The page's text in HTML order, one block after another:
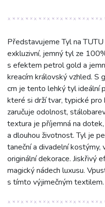
Představujeme Tyl na
exkluzivní, jemný tyl ze
s efektem petrol gold a
kreacím královský vzhled. S
cm je tento lehký tyl ideální
které si drží tvar, typické
zaručuje odolnost,
textura je příjemná na
a dlouhou životnost. Tyl je
taneční a divadelní
originální dekorace. Jiskřivý
magický nádech luxusu.
s tímto výjimečným textilem.